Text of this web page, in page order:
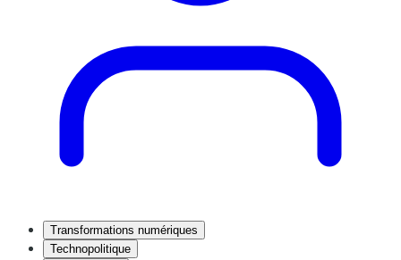
Transformations numériques
Technopolitique